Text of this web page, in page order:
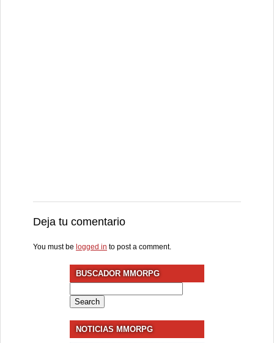
Deja tu comentario
You must be logged in to post a comment.
BUSCADOR MMORPG
for:
NOTICIAS MMORPG